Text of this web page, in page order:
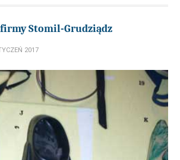
firmy Stomil-Grudziądz
2017